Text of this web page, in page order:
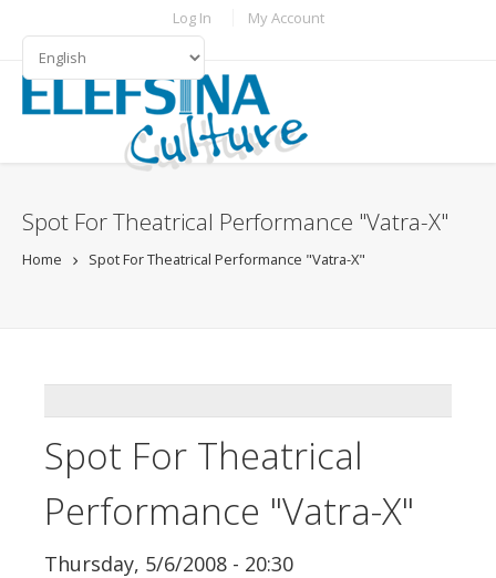
Log In My Account
LANGUAGES
Spot For Theatrical Performance "Vatra-X"
Home Spot For Theatrical Performance "Vatra-X"
Spot For Theatrical
Performance "Vatra-X"
Thursday, 5/6/2008 - 20:30